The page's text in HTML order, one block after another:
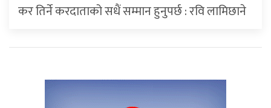
कर तिर्ने करदाताको सधैं सम्मान हुनुपर्छ : रवि लामिछाने